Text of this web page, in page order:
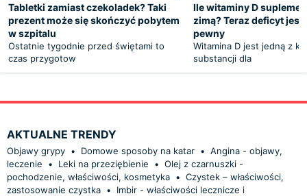
Tabletki zamiast czekoladek? Taki
prezent może się skończyć pobytem
w szpitalu
Ostatnie tygodnie przed świętami to
czas przygotow
Ile witaminy D
zimą? Teraz deficyt jest
pewny
Witamina D jest jedną z
substancji dla
AKTUALNE TRENDY
Objawy grypy • Domowe sposoby na katar • Angina - objawy,
leczenie
• Leki na przeziębienie • Olej z czarnuszki -
pochodzenie, właściwości, kosmetyka • Czystek – właściwości,
zastosowanie czystka •
Imbir - właściwości lecznicze i